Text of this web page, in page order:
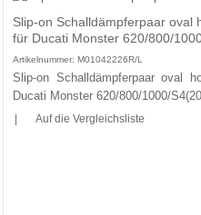
Slip-on Schalldämpferpaar oval
für Ducati Monster 620/800/
Artikelnummer: M01042226R/L
Slip-on Schalldämpferpaar oval
Ducati Monster 620/800/1000/
Auf die Vergleichsliste